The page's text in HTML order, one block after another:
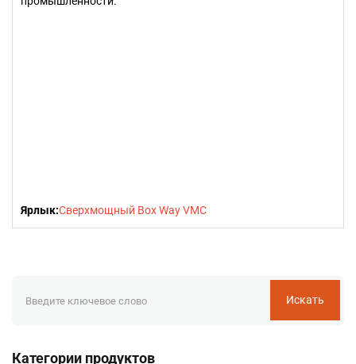
Ярлык:Сверхмощный Box Way VMC
Искать
Категории продуктов